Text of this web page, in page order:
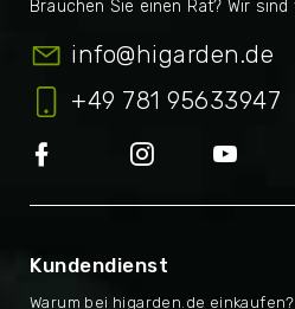
info@higarden.de
+49 781 95633947
Kundendienst
Warum bei higarden.de einkaufen?